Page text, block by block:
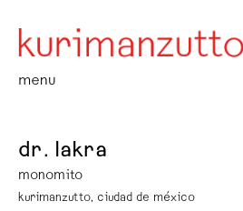
menu
dr. lakra
monomito
kurimanzutto, ciudad de méxico